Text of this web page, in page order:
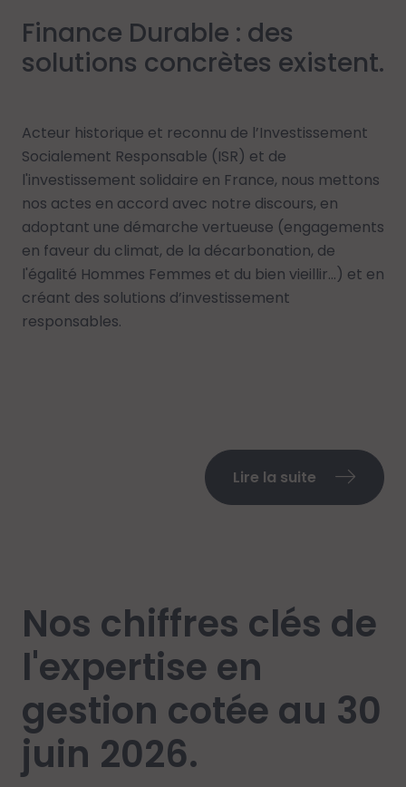
Finance Durable : des
solutions concrètes existent.
Acteur historique et reconnu de l’Investissement
Socialement Responsable (ISR) et de
l'investissement solidaire en France, nous mettons
nos actes en accord avec notre discours, en
adoptant une démarche vertueuse (engagements
en faveur du climat, de la décarbonation, de
l'égalité Hommes Femmes et du bien vieillir…) et en
créant des solutions d’investissement
responsables.
Lire la suite
Nos chiffres clés de
l'expertise en
gestion cotée au 30
juin 2026.